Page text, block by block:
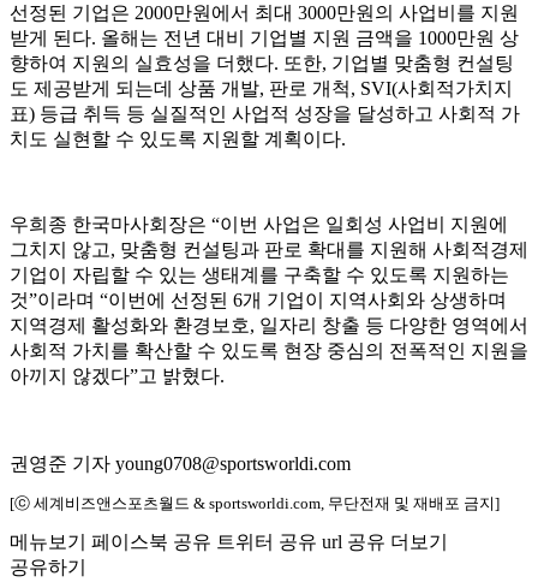
선정된 기업은 2000만원에서 최대 3000만원의 사업비를 지원
받게 된다. 올해는 전년 대비 기업별 지원 금액을 1000만원 상
향하여 지원의 실효성을 더했다. 또한, 기업별 맞춤형 컨설팅
도 제공받게 되는데 상품 개발, 판로 개척, SVI(사회적가치지
표) 등급 취득 등 실질적인 사업적 성장을 달성하고 사회적 가
치도 실현할 수 있도록 지원할 계획이다.
우희종 한국마사회장은 “이번 사업은 일회성 사업비 지원에
그치지 않고, 맞춤형 컨설팅과 판로 확대를 지원해 사회적경제
기업이 자립할 수 있는 생태계를 구축할 수 있도록 지원하는
것”이라며 “이번에 선정된 6개 기업이 지역사회와 상생하며
지역경제 활성화와 환경보호, 일자리 창출 등 다양한 영역에서
사회적 가치를 확산할 수 있도록 현장 중심의 전폭적인 지원을
아끼지 않겠다”고 밝혔다.
권영준 기자 young0708@sportsworldi.com
[ⓒ 세계비즈앤스포츠월드 & sportsworldi.com, 무단전재 및 재배포 금지]
메뉴보기 페이스북 공유 트위터 공유 url 공유 더보기
공유하기